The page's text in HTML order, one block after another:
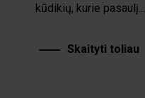
kūdikių, kurie pasaulį...
Skaityti toliau